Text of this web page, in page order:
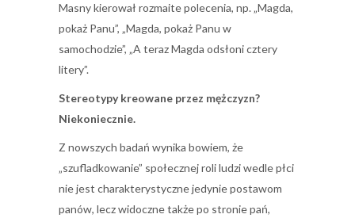
Masny kierował rozmaite polecenia, np. „Magda,
pokaż Panu”, „Magda, pokaż Panu w
samochodzie”, „A teraz Magda odsłoni cztery
litery”.
Stereotypy kreowane przez mężczyzn?
Niekoniecznie.
Z nowszych badań wynika bowiem, że
„szufladkowanie” społecznej roli ludzi wedle płci
nie jest charakterystyczne jedynie postawom
panów, lecz widoczne także po stronie pań,